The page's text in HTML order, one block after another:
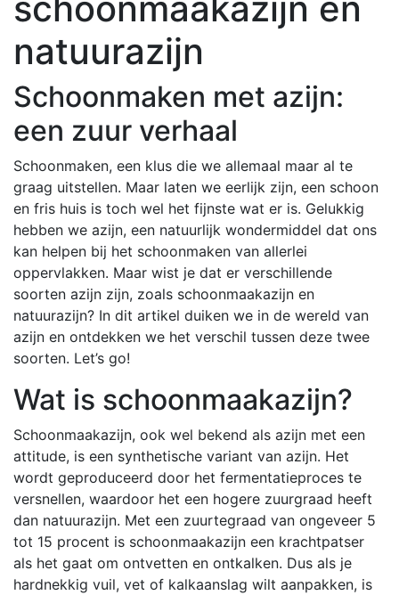
natuurazijn
Schoonmaken met azijn:
een zuur verhaal
Schoonmaken, een klus die we allemaal maar al te
graag uitstellen. Maar laten we eerlijk zijn, een schoon
en fris huis is toch wel het fijnste wat er is. Gelukkig
hebben we azijn, een natuurlijk wondermiddel dat ons
kan helpen bij het schoonmaken van allerlei
oppervlakken. Maar wist je dat er verschillende
soorten azijn zijn, zoals schoonmaakazijn en
natuurazijn? In dit artikel duiken we in de wereld van
azijn en ontdekken we het verschil tussen deze twee
soorten. Let’s go!
Wat is schoonmaakazijn?
Schoonmaakazijn, ook wel bekend als azijn met een
attitude, is een synthetische variant van azijn. Het
wordt geproduceerd door het fermentatieproces te
versnellen, waardoor het een hogere zuurgraad heeft
dan natuurazijn. Met een zuurtegraad van ongeveer 5
tot 15 procent is schoonmaakazijn een krachtpatser
als het gaat om ontvetten en ontkalken. Dus als je
hardnekkig vuil, vet of kalkaanslag wilt aanpakken, is